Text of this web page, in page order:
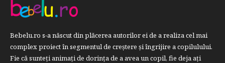
Bebelu.ro s-a născut din plăcerea autorilor ei de a realiza cel mai
complex proiect în segmentul de creştere şi îngrijire a copilulului.
Fie că sunteţi animaţi de dorinţa de a avea un copil, fie deja aţi